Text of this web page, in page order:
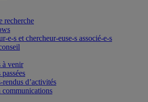
recherche
e-s et chercheur-euse-s associé-e-s
à venir
rendus d’activités
communications